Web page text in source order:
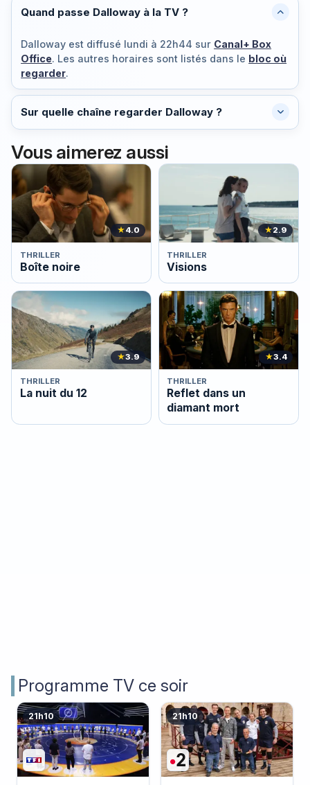
Quand passe Dalloway à la TV ?
Dalloway est diffusé lundi à 22h44 sur Canal+ Box
Office. Les autres horaires sont listés dans le bloc où
regarder.
Sur quelle chaîne regarder Dalloway ?
Vous aimerez aussi
★4.0
THRILLER
Boîte noire
★2.9
THRILLER
Visions
★3.9
THRILLER
La nuit du 12
★3.4
THRILLER
Reflet dans un
diamant mort
Programme TV ce soir
21h10 21h10